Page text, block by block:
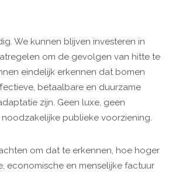
We kunnen blijven investeren in
om de gevolgen van hitte te
eindelijk erkennen dat bomen
betaalbare en duurzame
zijn. Geen luxe, geen
publieke voorziening.
om dat te erkennen, hoe hoger
economische en menselijke factuur